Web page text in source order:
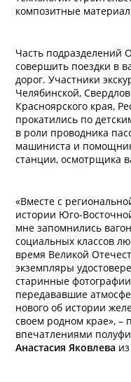
композитные
Часть
совершить поездки в
дорог. Участники
Челябинской,
Красноярского края,
прокатились по
в роли проводника
машиниста и
станции, осмотрщика
«Вместе с
истории Юго-
мне запомнились
социальных классов
время Великой
экземпляры
старинные
передававшие
нового об истории
своем родном крае», –
впечатлениями
Анастасия Яковлева